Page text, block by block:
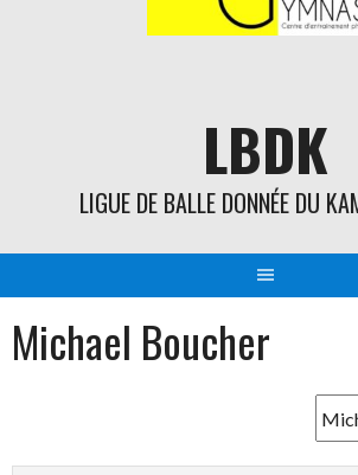
LBDK
LIGUE DE BALLE DONNÉE DU
Michael Boucher